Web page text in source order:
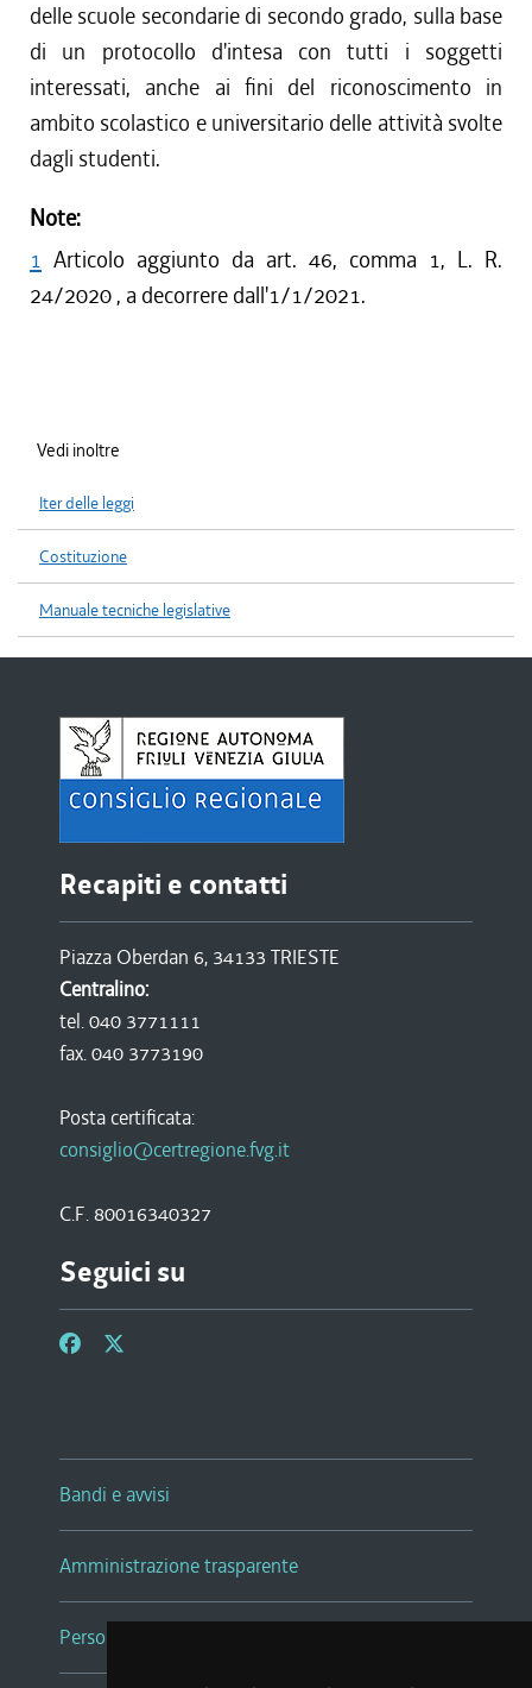
delle scuole secondarie di secondo grado, sulla base
di un protocollo d'intesa con tutti i soggetti
interessati, anche ai fini del riconoscimento in
ambito scolastico e universitario delle attività svolte
dagli studenti.
Note:
1 Articolo aggiunto da art. 46, comma 1, L. R.
24/2020 , a decorrere dall'1/1/2021.
Vedi inoltre
Iter delle leggi
Costituzione
Manuale tecniche legislative
Recapiti e contatti
Piazza Oberdan 6, 34133 TRIESTE
Centralino:
tel. 040 3771111
fax. 040 3773190
Posta certificata:
consiglio@certregione.fvg.it
C.F. 80016340327
Seguici su
Bandi e avvisi
Amministrazione trasparente
Persone e Uffici